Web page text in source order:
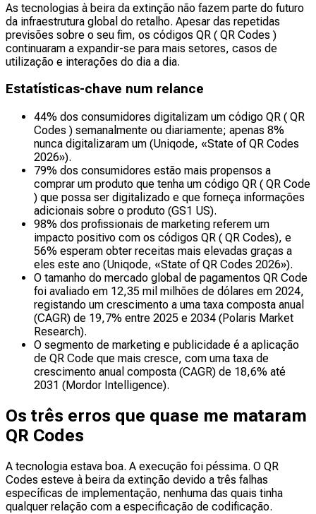
As tecnologias à beira da extinção não fazem parte do futuro
da infraestrutura global do retalho. Apesar das repetidas
previsões sobre o seu fim, os códigos QR ( QR Codes )
continuaram a expandir-se para mais setores, casos de
utilização e interações do dia a dia.
Estatísticas-chave num relance
44% dos consumidores digitalizam um código QR ( QR
Codes ) semanalmente ou diariamente; apenas 8%
nunca digitalizaram um (Uniqode, «State of QR Codes
2026»).
79% dos consumidores estão mais propensos a
comprar um produto que tenha um código QR ( QR Code
) que possa ser digitalizado e que forneça informações
adicionais sobre o produto (GS1 US).
98% dos profissionais de marketing referem um
impacto positivo com os códigos QR ( QR Codes), e
56% esperam obter receitas mais elevadas graças a
eles este ano (Uniqode, «State of QR Codes 2026»).
O tamanho do mercado global de pagamentos QR Code
foi avaliado em 12,35 mil milhões de dólares em 2024,
registando um crescimento a uma taxa composta anual
(CAGR) de 19,7% entre 2025 e 2034 (Polaris Market
Research).
O segmento de marketing e publicidade é a aplicação
de QR Code que mais cresce, com uma taxa de
crescimento anual composta (CAGR) de 18,6% até
2031 (Mordor Intelligence).
Os três erros que quase me mataram
QR Codes
A tecnologia estava boa. A execução foi péssima. O QR
Codes esteve à beira da extinção devido a três falhas
específicas de implementação, nenhuma das quais tinha
qualquer relação com a especificação de codificação.